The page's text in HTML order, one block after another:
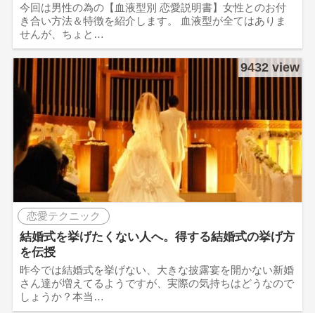
今回は男性の為の【血液型別 恋愛説明書】女性とのお付
き合い方法＆特徴を紹介します。 血液型が全てはありま
せんが、ちょと…
9432 view
恋愛テクニック
結婚式を挙げたくない人へ。得する結婚式の挙げ方
を伝授
昨今では結婚式を挙げない、大きな披露宴を開かない新婚
さん達が増えてるようですが、実際の気持ちはどうなので
しょうか？本当…